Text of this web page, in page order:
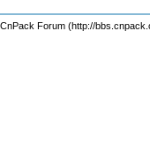
Forum (http://